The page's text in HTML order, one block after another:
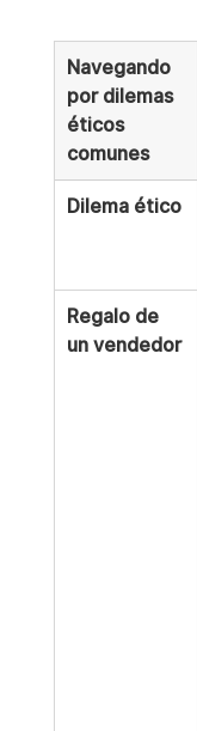
Navegando
por dilemas
éticos
comunes
Dilema ético
Regalo de
un vendedor